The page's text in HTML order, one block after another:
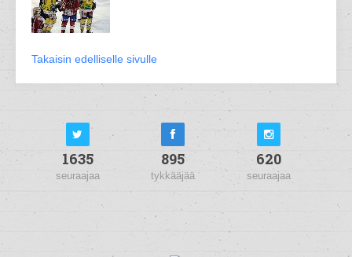
Takaisin edelliselle sivulle
1635
seuraajaa
895
tykkääjää
620
seuraajaa